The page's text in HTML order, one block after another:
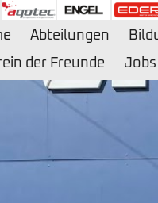
Abteilungen
der Freunde
Jobs